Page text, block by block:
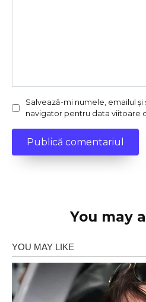
Salvează-mi numele, emailul
navigator pentru data viitoare
You may